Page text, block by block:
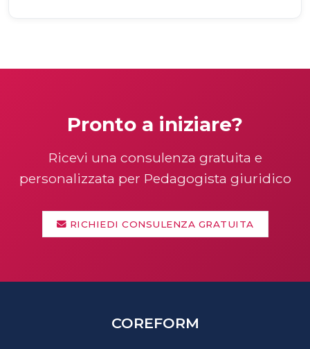
Pronto a iniziare?
Ricevi una consulenza gratuita e
personalizzata per Pedagogista giuridico
RICHIEDI CONSULENZA GRATUITA
COREFORM